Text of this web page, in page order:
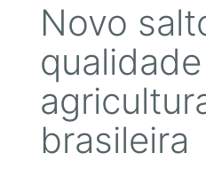
Novo
brasileira